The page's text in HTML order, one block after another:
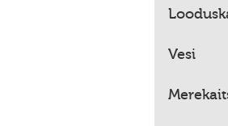
Vesi